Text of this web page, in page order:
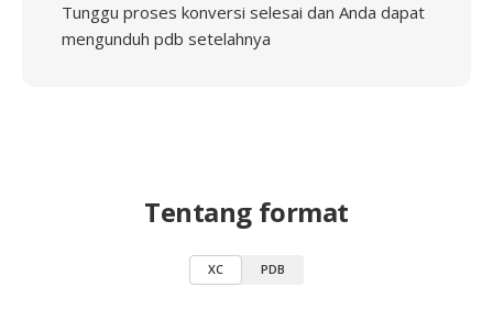
Tunggu proses konversi selesai dan Anda dapat
mengunduh pdb setelahnya
Tentang format
XC PDB